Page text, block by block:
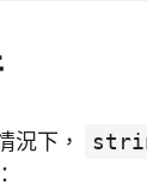
況下，